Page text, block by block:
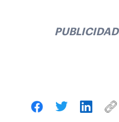
PUBLICIDAD